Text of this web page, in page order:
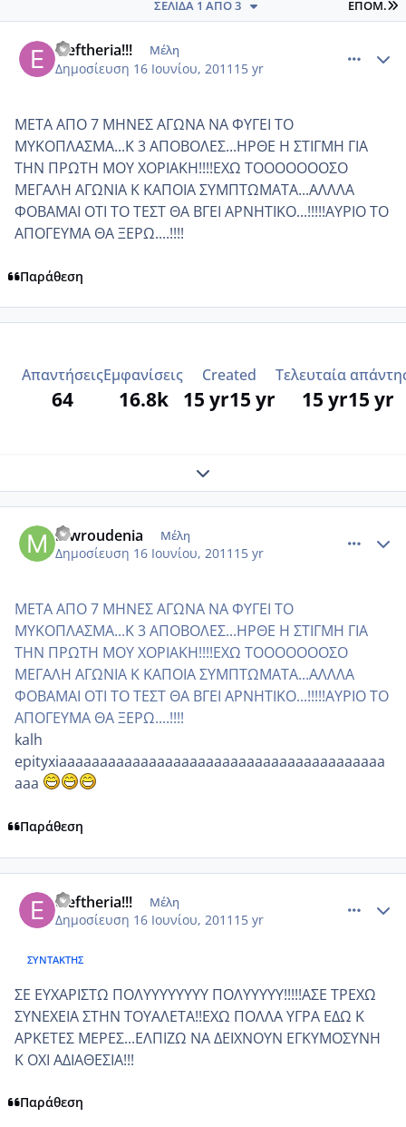
ΕΠΌΜ.
ΣΕΛΊΔΑ 1 ΑΠΌ 3
eleftheria!!! Μέλη
Δημοσίευση 16 Ιουνίου, 2011 15 yr
ΜΕΤΑ ΑΠΟ 7 ΜΗΝΕΣ ΑΓΩΝΑ ΝΑ ΦΥΓΕΙ ΤΟ
ΜΥΚΟΠΛΑΣΜΑ...Κ 3 ΑΠΟΒΟΛΕΣ...ΗΡΘΕ Η ΣΤΙΓΜΗ ΓΙΑ
ΤΗΝ ΠΡΩΤΗ ΜΟΥ ΧΟΡΙΑΚΗ!!!!ΕΧΩ ΤΟΟΟΟΟΟΟΣΟ
ΜΕΓΑΛΗ ΑΓΩΝΙΑ Κ ΚΑΠΟΙΑ ΣΥΜΠΤΩΜΑΤΑ...ΑΛΛΛΑ
ΦΟΒΑΜΑΙ ΟΤΙ ΤΟ ΤΕΣΤ ΘΑ ΒΓΕΙ ΑΡΝΗΤΙΚΟ...!!!!!ΑΥΡΙΟ ΤΟ
ΑΠΟΓΕΥΜΑ ΘΑ ΞΕΡΩ....!!!!
Παράθεση
Απαντήσεις
64
Εμφανίσεις
16.8k
Created
15 yr15 yr
Τελευταία
15 yr15 yr
Expand topic overview
mwroudenia Μέλη
Δημοσίευση 16 Ιουνίου, 2011 15 yr
ΜΕΤΑ ΑΠΟ 7 ΜΗΝΕΣ ΑΓΩΝΑ ΝΑ ΦΥΓΕΙ ΤΟ
ΜΥΚΟΠΛΑΣΜΑ...Κ 3 ΑΠΟΒΟΛΕΣ...ΗΡΘΕ Η ΣΤΙΓΜΗ ΓΙΑ
ΤΗΝ ΠΡΩΤΗ ΜΟΥ ΧΟΡΙΑΚΗ!!!!ΕΧΩ ΤΟΟΟΟΟΟΟΣΟ
ΜΕΓΑΛΗ ΑΓΩΝΙΑ Κ ΚΑΠΟΙΑ ΣΥΜΠΤΩΜΑΤΑ...ΑΛΛΛΑ
ΦΟΒΑΜΑΙ ΟΤΙ ΤΟ ΤΕΣΤ ΘΑ ΒΓΕΙ ΑΡΝΗΤΙΚΟ...!!!!!ΑΥΡΙΟ ΤΟ
ΑΠΟΓΕΥΜΑ ΘΑ ΞΕΡΩ....!!!!
kalh
epityxiaaaaaaaaaaaaaaaaaaaaaaaaaaaaaaaaaaaaaaaa
aaa
Παράθεση
eleftheria!!! Μέλη
Δημοσίευση 16 Ιουνίου, 2011 15 yr
ΣΥΝΤΆΚΤΗΣ
ΣΕ ΕΥΧΑΡΙΣΤΩ ΠΟΛΥΥΥΥΥΥΥΥ ΠΟΛΥΥΥΥΥ!!!!!ΑΣΕ ΤΡΕΧΩ
ΣΥΝΕΧΕΙΑ ΣΤΗΝ ΤΟΥΑΛΕΤΑ!!ΕΧΩ ΠΟΛΛΑ ΥΓΡΑ ΕΔΩ Κ
ΑΡΚΕΤΕΣ ΜΕΡΕΣ...ΕΛΠΙΖΩ ΝΑ ΔΕΙΧΝΟΥΝ ΕΓΚΥΜΟΣΥΝΗ
Κ ΟΧΙ ΑΔΙΑΘΕΣΙΑ!!!
Παράθεση